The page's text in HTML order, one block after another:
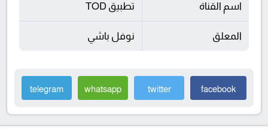
اسم القناة تطبيق TOD
المعلق نوفل باشي
facebook
twitter
whatsapp
telegram